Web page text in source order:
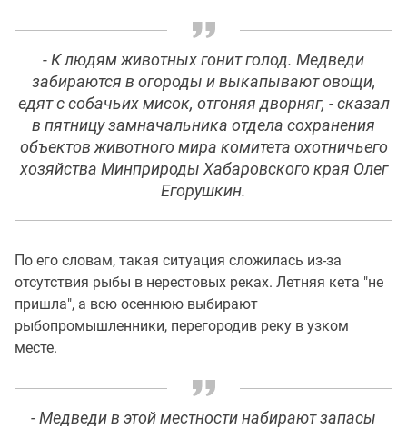
- К людям животных гонит голод. Медведи
забираются в огороды и выкапывают овощи,
едят с собачьих мисок, отгоняя дворняг, - сказал
в пятницу замначальника отдела сохранения
объектов животного мира комитета охотничьего
хозяйства Минприроды Хабаровского края Олег
Егорушкин.
По его словам, такая ситуация сложилась из-за
отсутствия рыбы в нерестовых реках. Летняя кета "не
пришла", а всю осеннюю выбирают
рыбопромышленники, перегородив реку в узком
месте.
- Медведи в этой местности набирают запасы